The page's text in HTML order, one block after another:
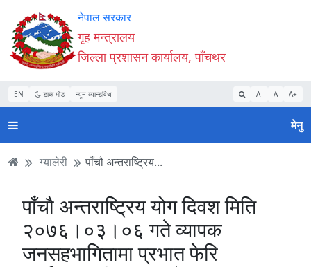
Accessibility
Mode
सुरु
गर्नुहोस्
सामाग्री
पढ्नुहाेस्
नेभिगेसन
पढ्नुहाेस्
वेबसाइट
खोजमा
जानुहोस्
नेपाल सरकार
गृह मन्त्रालय
जिल्ला प्रशासन कार्यालय, पाँचथर
EN डार्क मोड न्यून व्यान्डविथ A- A A+
मेनु
ग्यालेरी पाँचौ अन्तराष्ट्रिय...
पाँचौ अन्तराष्ट्रिय योग दिवश मिति
२०७६।०३।०६ गते व्यापक
जनसहभागितामा प्रभात फेरि